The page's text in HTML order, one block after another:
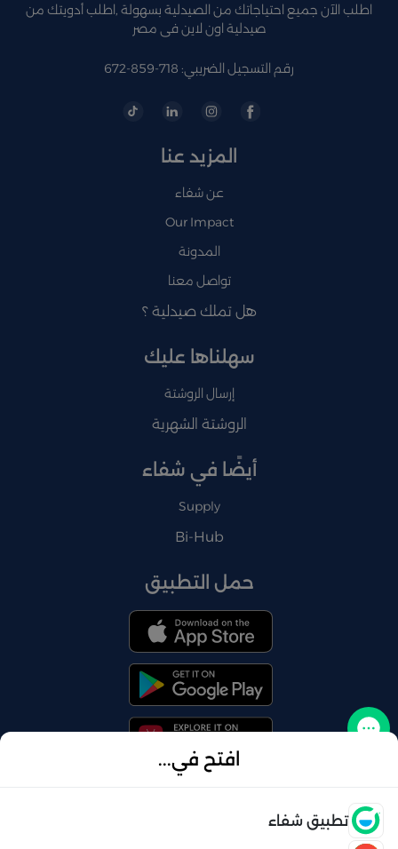
افتح في...
تطبيق شفاء
اطلب الآن جميع احتياجاتك من الصيدلية بسهولة ,اطلب أدويتك من
صيدلية اون لاين فى مصر
رقم التسجيل الضريبي: 718-859-672
المزيد عنا
عن شفاء
Our Impact
المدونة
تواصل معنا
هل تملك صيدلية ؟
سهلناها عليك
إرسال الروشتة
الروشتة الشهرية
أيضًا في شفاء
Supply
Bi-Hub
حمل التطبيق
© 2026 شفاء . كل الحقوق محفوظة
تواصل معنا